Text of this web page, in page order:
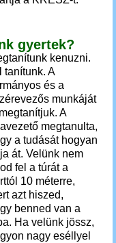
gyertek?
kenuzni.
tanítunk. A
és a
munkáját
A
megtanulta,
a tudását hogyan
át. Velünk nem
fel a túrát a
10 méterre,
azt hiszed,
benned van a
Ha velünk jössz,
nagy eséllyel